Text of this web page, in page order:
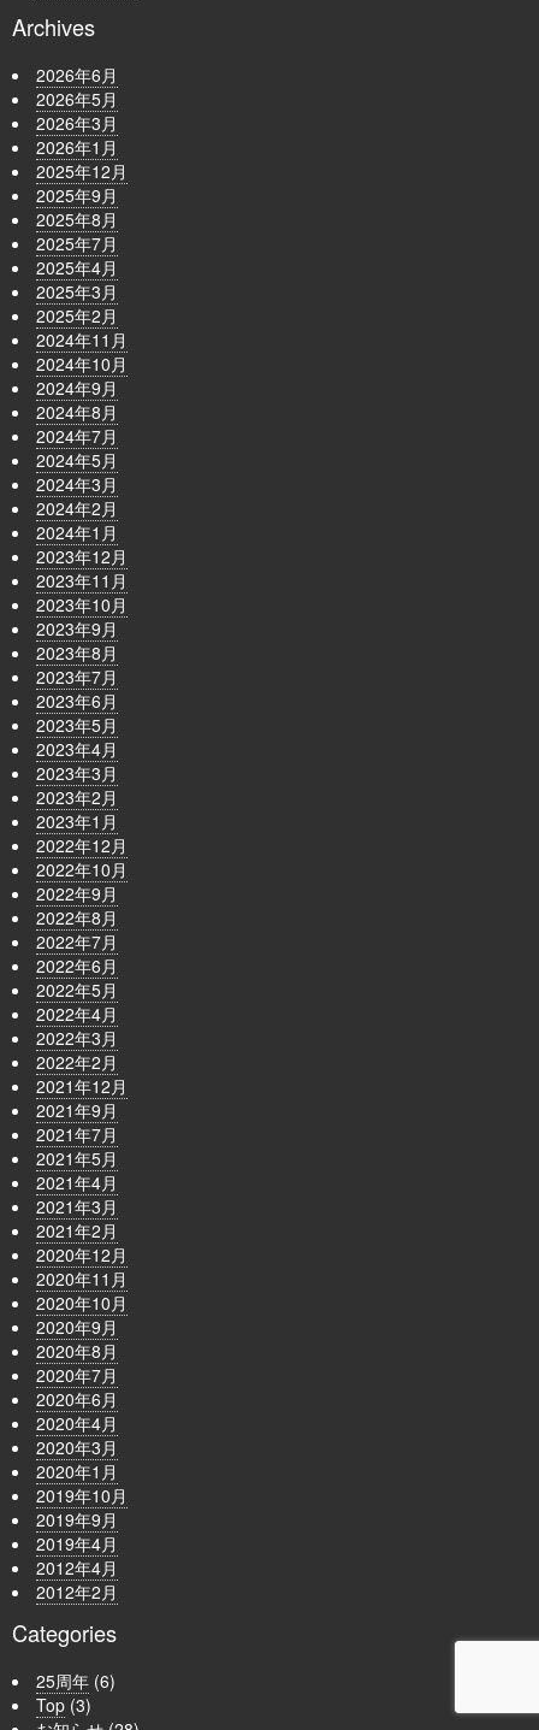
Archives
2026年6月
2026年5月
2026年3月
2026年1月
2025年12月
2025年9月
2025年8月
2025年7月
2025年4月
2025年3月
2025年2月
2024年11月
2024年10月
2024年9月
2024年8月
2024年7月
2024年5月
2024年3月
2024年2月
2024年1月
2023年12月
2023年11月
2023年10月
2023年9月
2023年8月
2023年7月
2023年6月
2023年5月
2023年4月
2023年3月
2023年2月
2023年1月
2022年12月
2022年10月
2022年9月
2022年8月
2022年7月
2022年6月
2022年5月
2022年4月
2022年3月
2022年2月
2021年12月
2021年9月
2021年7月
2021年5月
2021年4月
2021年3月
2021年2月
2020年12月
2020年11月
2020年10月
2020年9月
2020年8月
2020年7月
2020年6月
2020年4月
2020年3月
2020年1月
2019年10月
2019年9月
2019年4月
2012年4月
2012年2月
Categories
25周年 (6)
Top (3)